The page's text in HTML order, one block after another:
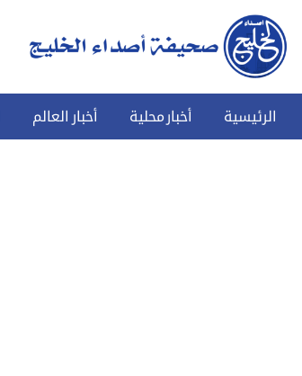
الرئيسية أخبار محلية أخبار العالم